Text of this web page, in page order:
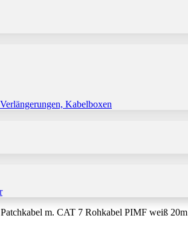
Kabelboxen
m. CAT 7 Rohkabel PIMF weiß 20m